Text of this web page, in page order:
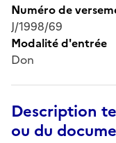
Numéro de
J/1998/69
Modalité d'entrée
Don
Description
ou du